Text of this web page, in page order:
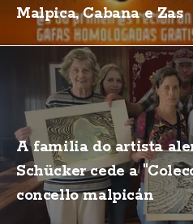
Malpica, Cabana e Zas
A familia do artista
Schücker cede a
concello malpicán